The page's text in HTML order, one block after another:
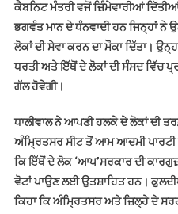
ਕੈਬਨਿਟ ਮੰਤਰੀ ਵਜੋਂ ਜ਼ਿੰਮੇਵਾਰੀਆਂ
ਭਗਵੰਤ ਮਾਨ ਦੇ ਧੰਨਵਾਦੀ ਹਨ ਜਿਨ੍ਹਾਂ ਨੇ
ਲੋਕਾਂ ਦੀ ਸੇਵਾ ਕਰਨ ਦਾ ਮੌਕਾ ਦਿੱਤਾ।
ਧਰਤੀ ਅਤੇ ਇੱਥੋਂ ਦੇ ਲੋਕਾਂ ਦੀ ਸੰਸਦ ਵਿੱਚ
ਗੱਲ ਹੋਵੇਗੀ।
ਧਾਲੀਵਾਲ ਨੇ ਆਪਣੀ ਹਲਕੇ ਦੇ ਲੋਕਾਂ ਦੀ
ਅੰਮ੍ਰਿਤਸਰ ਸੀਟ ਤੋਂ ਆਮ ਆਦਮੀ ਪਾਰਟੀ
ਕਿ ਇੱਥੋਂ ਦੇ ਲੋਕ ‘ਆਪ’ਸਰਕਾਰ ਦੀ
ਵੋਟਾਂ ਪਾਉਣ ਲਈ ਉਤਸ਼ਾਹਿਤ ਹਨ।
ਕਿਹਾ ਕਿ ਅੰਮ੍ਰਿਤਸਰ ਅਤੇ ਜ਼ਿਲ੍ਹੇ ਦੇ